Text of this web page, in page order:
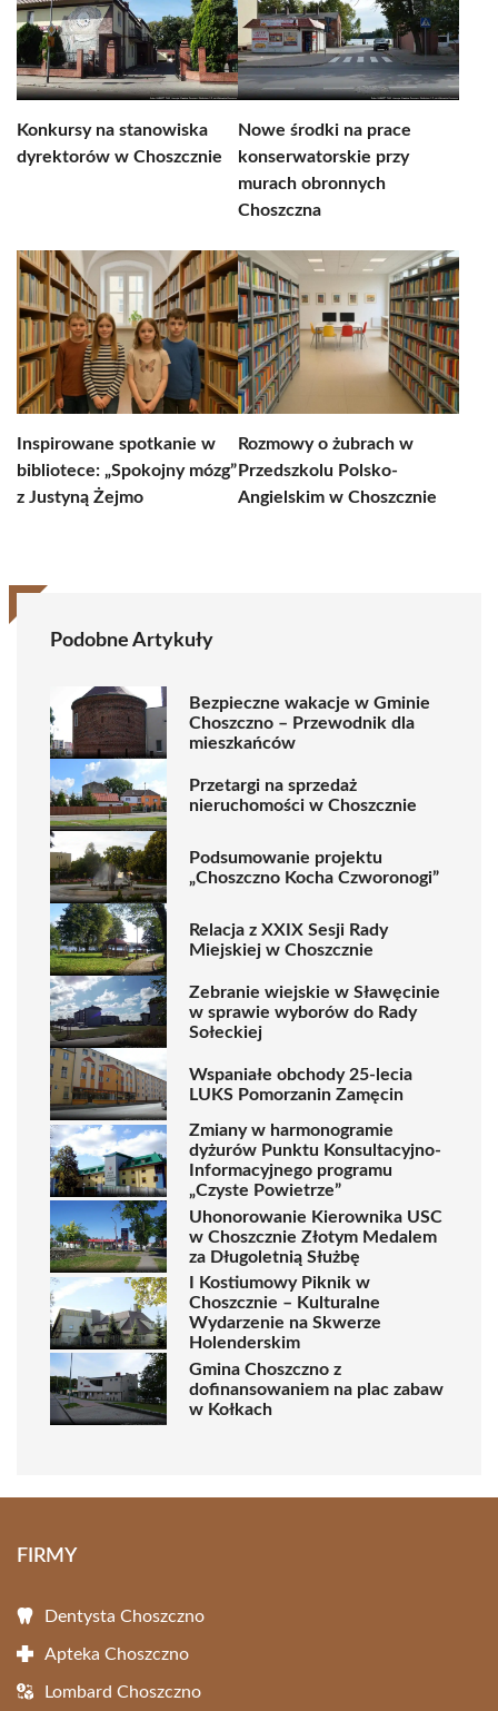
Konkursy na stanowiska
dyrektorów w Choszcznie
Nowe środki na prace
konserwatorskie przy
murach obronnych
Choszczna
Inspirowane spotkanie w
bibliotece: „Spokojny mózg”
z Justyną Żejmo
Rozmowy o żubrach w
Przedszkolu Polsko-
Angielskim w Choszcznie
Podobne Artykuły
Bezpieczne wakacje w Gminie
Choszczno – Przewodnik dla
mieszkańców
Przetargi na sprzedaż
nieruchomości w Choszcznie
Podsumowanie projektu
„Choszczno Kocha Czworonogi”
Relacja z XXIX Sesji Rady
Miejskiej w Choszcznie
Zebranie wiejskie w Sławęcinie
w sprawie wyborów do Rady
Sołeckiej
Wspaniałe obchody 25-lecia
LUKS Pomorzanin Zamęcin
Zmiany w harmonogramie
dyżurów Punktu Konsultacyjno-
Informacyjnego programu
„Czyste Powietrze”
Uhonorowanie Kierownika USC
w Choszcznie Złotym Medalem
za Długoletnią Służbę
I Kostiumowy Piknik w
Choszcznie – Kulturalne
Wydarzenie na Skwerze
Holenderskim
Gmina Choszczno z
dofinansowaniem na plac zabaw
w Kołkach
FIRMY
Dentysta Choszczno
Apteka Choszczno
Lombard Choszczno